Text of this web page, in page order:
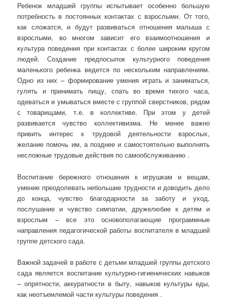
Ребенок младшей группы испытывает особенно большую
потребность в постоянных контактах с взрослыми. От того,
как сложатся, и будут развиваться отношения малыша с
взрослыми, во многом зависит его взаимоотношения и
культура поведения при контактах с более широким кругом
людей. Создание предпосылок культурного поведения
маленького ребенка ведется по нескольким направлениям.
Одно из них – формирование умения играть и заниматься,
гулять и принимать пищу, спать во время тихого часа,
одеваться и умываться вместе с группой сверстников, рядом
с товарищами, т.е. в коллективе. При этом у детей
развивается чувство коллективизма. Не менее важно
привить интерес к трудовой деятельности взрослых,
желание помочь им, а позднее и самостоятельно выполнять
несложные трудовые действия по самообслуживанию .
Воспитание бережного отношения к игрушкам и вещам,
умение преодолевать небольшие трудности и доводить дело
до конца, чувство благодарности за заботу и уход,
послушание и чувство симпатии, дружелюбие к детям и
взрослым – все это основополагающие программные
направления педагогической работы воспитателя в младшей
группе детского сада.
Важной задачей в работе с детьми младшей группы детского
сада является воспитание культурно-гигиенических навыков
– опрятности, аккуратности в быту, навыков культуры еды,
как неотъемлемой части культуры поведения .